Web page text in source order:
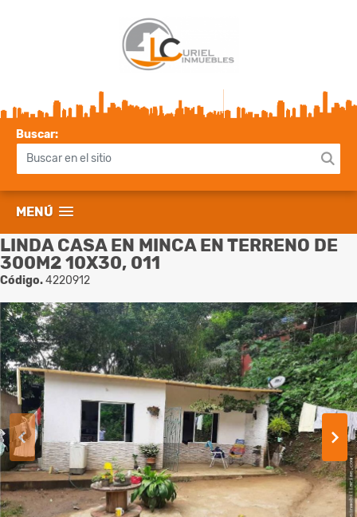
Buscar:
MENÚ
LINDA CASA EN MINCA EN TERRENO DE
300M2 10X30, 011
Código.4220912